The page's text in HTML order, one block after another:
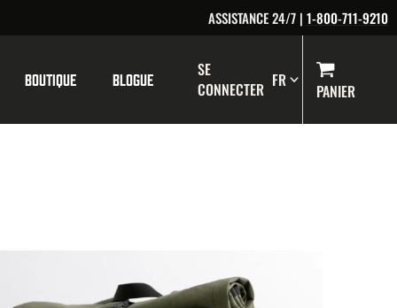
ASSISTANCE 24/7 | 1-800-711-9210
Boutique Blogue
SE
CONNECTER FR
PANIER0